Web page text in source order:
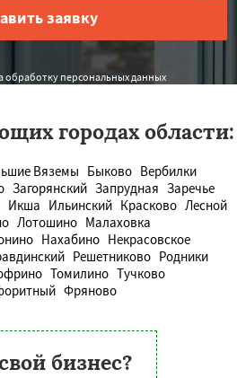
обработку персональных данных
городах области:
Вяземы Быково Вербилки
Загорянский Запрудная Заречье
Икша Ильинский Красково Лесной
Лотошино Малаховка
Нахабино Некрасовское
Решетниково Родники
Томилино Тучково
Фряново
бизнес?